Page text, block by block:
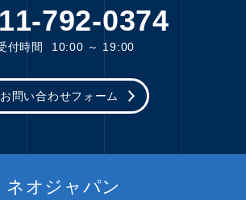
792-0374
付時間 10:00 ～ 19:00
お問い合わせフォーム
ネオジャパン